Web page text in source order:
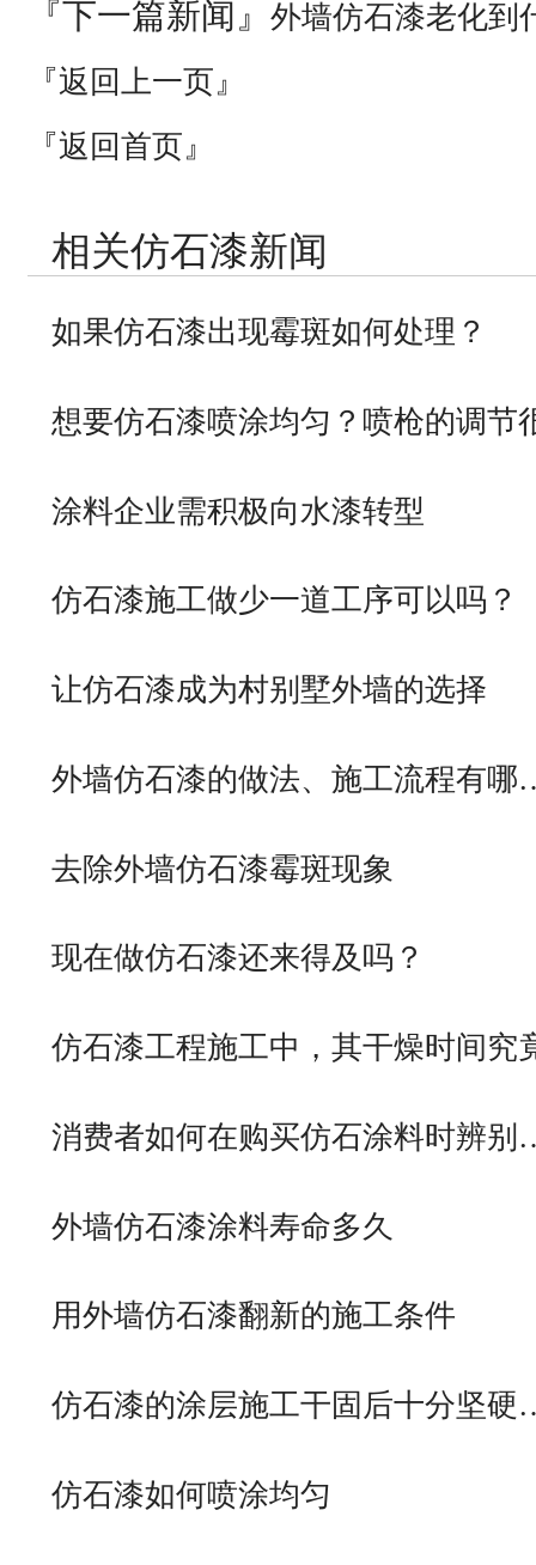
『下一篇新闻』 外墙仿石漆老化到
『返回上一页』
『返回首页』
相关仿石漆新闻
如果仿石漆出现霉斑如何处理？
想要仿石漆喷涂均匀？喷枪的调
涂料企业需积极向水漆转型
仿石漆施工做少一道工序可以吗？
让仿石漆成为村别墅外墙的选择
外墙仿石漆的做法、施工流程有
去除外墙仿石漆霉斑现象
现在做仿石漆还来得及吗？
仿石漆工程施工中，其干燥时间
消费者如何在购买仿石涂料时辨
外墙仿石漆涂料寿命多久
用外墙仿石漆翻新的施工条件
仿石漆的涂层施工干固后十分坚
仿石漆如何喷涂均匀